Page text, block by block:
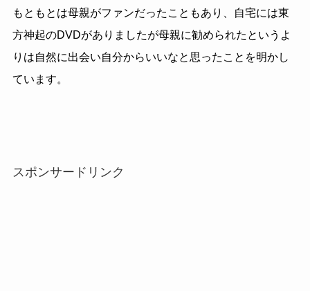
もともとは母親がファンだったこともあり、自宅には東
方神起のDVDがありましたが母親に勧められたというよ
りは自然に出会い自分からいいなと思ったことを明かし
ています。
スポンサードリンク